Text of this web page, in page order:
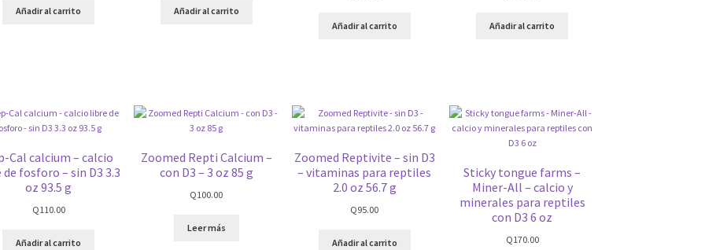
Añadir al carrito Añadir al carrito
Añadir al carrito Añadir al carrito
Cal calcium – calcio
fosforo – sin D3 3.3
oz 93.5 g
Q110.00
Añadir al carrito
Zoomed Repti Calcium –
con D3 – 3 oz 85 g
Q100.00
Leer más
Zoomed Reptivite – sin D3
– vitaminas para reptiles
2.0 oz 56.7 g
Q95.00
Añadir al carrito
Sticky tongue farms –
Miner-All – calcio y
minerales para reptiles
con D3 6 oz
Q170.00